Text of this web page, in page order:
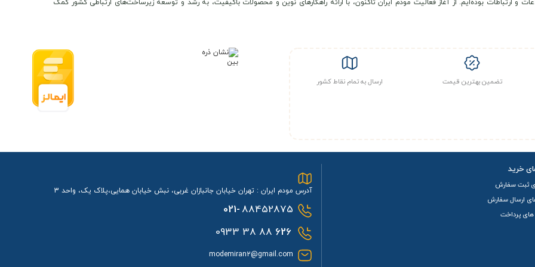
و ارتباطات بوده‌ایم. از آغاز فعالیت مودم ایران تاکنون، با ارائه راهکارهای نوین و محصولات باکیفیت، به رشد و توسعه زیرساخت‌های ارتباطی کشور کمک
تضمین بهترین قیمت ارسال به تمام نقاط کشور
خرید
ثبت سفارش
ارسال سفارش
پرداخت
آدرس مودم ایران : تهران خیابان جانبازان غربی، نبش خیابان همایی،پلاک یک، واحد 3
021-88452875
626
88 38 0933
modemiran2@gmail.com